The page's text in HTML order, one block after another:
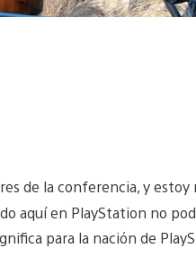
de la conferencia, y
aquí en PlayStation no
para la nación de